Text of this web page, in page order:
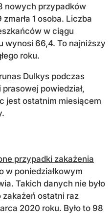
nowych przypadków
1 osoba. Liczba
w ciągu
wynosi 66,4. To najniższy
roku.
Dulkys podczas
powiedział,
jest ostatnim miesiącem
przypadki zakażenia
w poniedziałkowym
Takich danych nie było
zakażeń ostatni raz
2020 roku. Było to 98